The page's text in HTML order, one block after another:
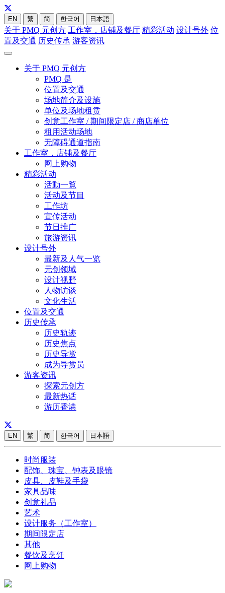
EN 繁 简 한국어 日本語
关于 PMQ 元创方 工作室，店铺及餐厅 精彩活动 设计号外 位
置及交通 历史传承 游客资讯
关于 PMQ 元创方
PMQ 是
位置及交通
场地简介及设施
单位及场地租赁
创意工作室 / 期间限定店 / 商店单位
租用活动场地
无障碍通道指南
工作室，店铺及餐厅
网上购物
精彩活动
活動一覧
活动及节目
工作坊
宣传活动
节日推广
旅游资讯
设计号外
最新及人气一览
元创领域
设计视野
人物访谈
文化生活
位置及交通
历史传承
历史轨迹
历史焦点
历史导赏
成为导赏员
游客资讯
探索元创方
最新热话
游历香港
EN 繁 简 한국어 日本語
时尚服装
配饰、珠宝、钟表及眼镜
皮具、皮鞋及手袋
家具品味
创意礼品
艺术
设计服务（工作室）
期间限定店
其他
餐饮及烹饪
网上购物